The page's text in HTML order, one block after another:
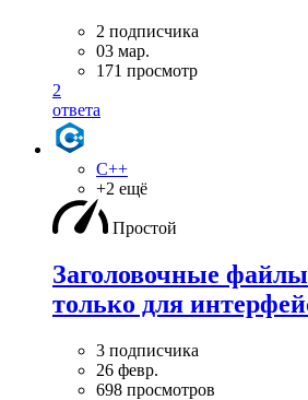
2 подписчика
03 мар.
171 просмотр
2
ответа
C++
+2 ещё
Простой
Заголовочные
только для
3 подписчика
26 февр.
698 просмотров